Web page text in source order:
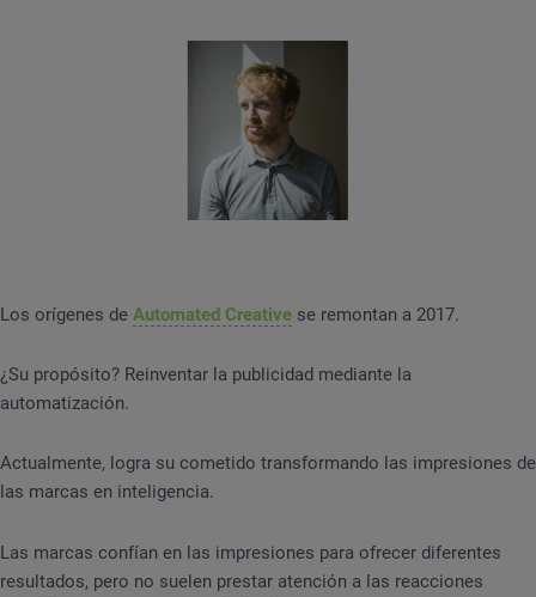
Los orígenes de Automated Creative se remontan a 2017.
¿Su propósito? Reinventar la publicidad mediante la
automatización.
Actualmente, logra su cometido transformando las impresiones de
las marcas en inteligencia.
Las marcas confían en las impresiones para ofrecer diferentes
resultados, pero no suelen prestar atención a las reacciones